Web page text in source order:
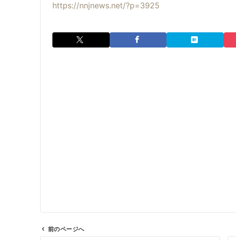
https://nnjnews.net/?p=3925
前のページへ